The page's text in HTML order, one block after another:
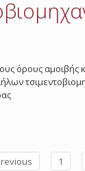
όρους αμοιβής
1